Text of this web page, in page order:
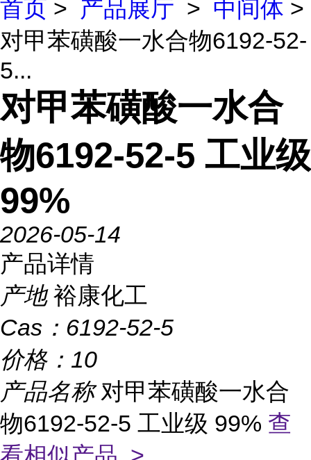
首页 > 产品展厅 > 中间体 >
对甲苯磺酸一水合物6192-52-
5...
对甲苯磺酸一水合
物6192-52-5 工业级
99%
2026-05-14
产品详情
产地 裕康化工
Cas： 6192-52-5
价格： 10
产品名称对甲苯磺酸一水合
物6192-52-5 工业级 99% 查